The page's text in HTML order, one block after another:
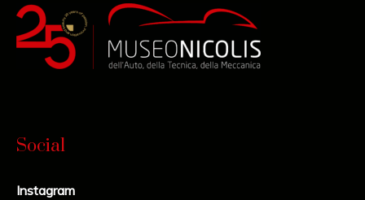
Social
Instagram